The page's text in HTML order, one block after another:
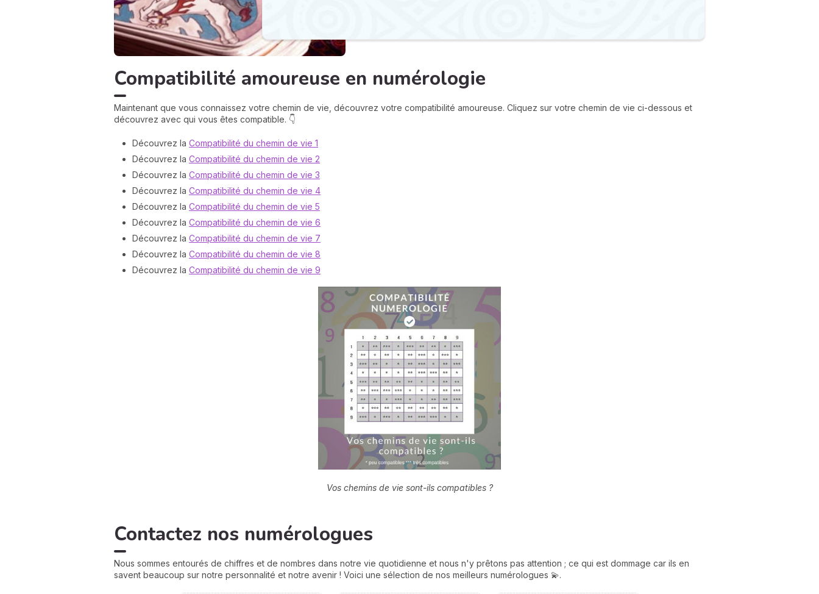
Compatibilité amoureuse en numérologie
Maintenant que vous connaissez votre chemin de vie, découvrez votre compatibilité amoureuse. Cliquez sur votre chemin de vie ci-dessous et
découvrez avec qui vous êtes compatible. 👇
Découvrez la Compatibilité du chemin de vie 1
Découvrez la Compatibilité du chemin de vie 2
Découvrez la Compatibilité du chemin de vie 3
Découvrez la Compatibilité du chemin de vie 4
Découvrez la Compatibilité du chemin de vie 5
Découvrez la Compatibilité du chemin de vie 6
Découvrez la Compatibilité du chemin de vie 7
Découvrez la Compatibilité du chemin de vie 8
Découvrez la Compatibilité du chemin de vie 9
Vos chemins de vie sont-ils compatibles ?
Contactez nos numérologues
Nous sommes entourés de chiffres et de nombres dans notre vie quotidienne et nous n'y prêtons pas attention ; ce qui est dommage car ils en
savent beaucoup sur notre personnalité et notre avenir ! Voici une sélection de nos meilleurs numérologues 💫.